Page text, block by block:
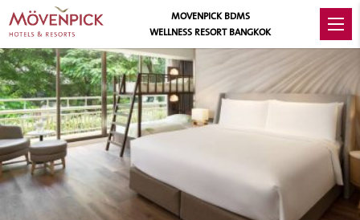
MOVENPICK BDMS
WELLNESS RESORT BANGKOK